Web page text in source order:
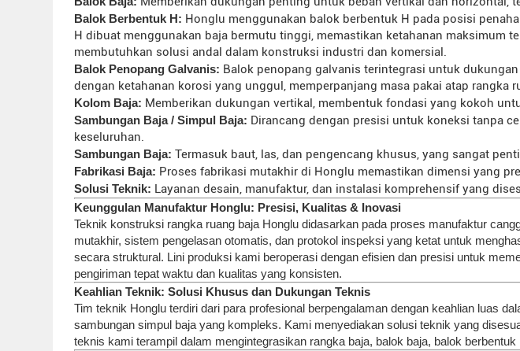
Balok Berbentuk H: Honglu menggunakan balok berbentuk H pada posisi
H dibuat menggunakan baja bermutu tinggi, memastikan ketahanan maksimum
membutuhkan solusi andal dalam konstruksi industri dan komersial.
Balok Penopang Galvanis: Balok penopang galvanis terintegrasi untuk
dengan ketahanan korosi yang unggul, memperpanjang masa pakai atap
Kolom Baja: Memberikan dukungan vertikal, membentuk fondasi yang kokoh
Sambungan Baja / Simpul Baja: Dirancang dengan presisi untuk koneksi tanpa
keseluruhan.
Sambungan Baja: Termasuk baut, las, dan pengencang khusus, yang sangat
Fabrikasi Baja: Proses fabrikasi mutakhir di Honglu memastikan dimensi yang
Solusi Teknik: Layanan desain, manufaktur, dan instalasi komprehensif yang
Keunggulan Manufaktur Honglu: Presisi, Kualitas & Inovasi
Teknik konstruksi rangka ruang baja Honglu didasarkan pada proses manufaktur
mutakhir, sistem pengelasan otomatis, dan protokol inspeksi yang ketat untuk
secara struktural. Lini produksi kami beroperasi dengan efisien dan presisi untuk
pengiriman tepat waktu dan kualitas yang konsisten.
Keahlian Teknik: Solusi Khusus dan Dukungan Teknis
Tim teknik Honglu terdiri dari para profesional berpengalaman dengan keahlian luas
sambungan simpul baja yang kompleks. Kami menyediakan solusi teknik yang
teknis kami terampil dalam mengintegrasikan rangka baja, balok baja, balok